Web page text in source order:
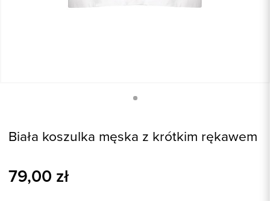
Biała koszulka męska z krótkim rękawem
79,00 zł